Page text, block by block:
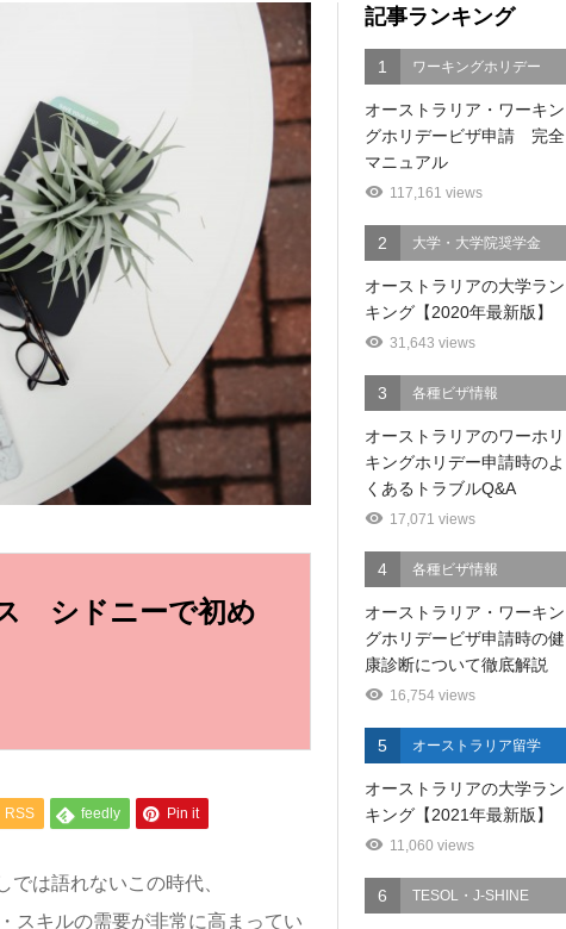
シドニーで初め
RSS feedly Pin it
は語れないこの時代、
スキルの需要が非常に高まってい
記事ランキング
1 ワーキングホリデー
オーストラリア・ワーキン
グホリデービザ申請 完全
マニュアル
117,161 views
2 大学・大学院奨学金
オーストラリアの大学ラン
キング【2020年最新版】
31,643 views
3 各種ビザ情報
オーストラリアのワーホリ
キングホリデー申請時のよ
くあるトラブルQ&A
17,071 views
4 各種ビザ情報
オーストラリア・ワーキン
グホリデービザ申請時の健
康診断について徹底解説
16,754 views
5 オーストラリア留学
オーストラリアの大学ラン
キング【2021年最新版】
11,060 views
6 TESOL・J-SHINE